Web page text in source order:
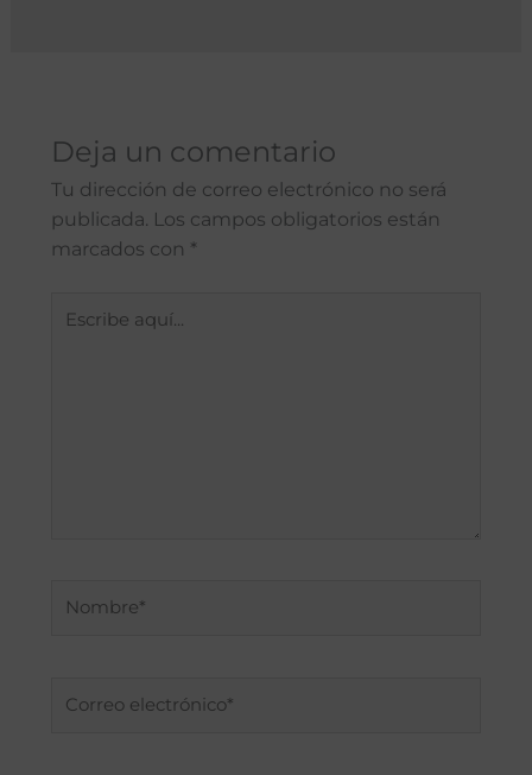
Deja un comentario
Tu dirección de correo electrónico no será
publicada. Los campos obligatorios están
marcados con *